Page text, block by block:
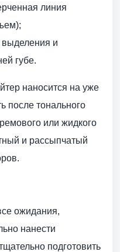
линия
выделения и
губе.
наносится на уже
после тонального
или жидкого
и рассыпчатый
ожидания,
нанести
подготовить